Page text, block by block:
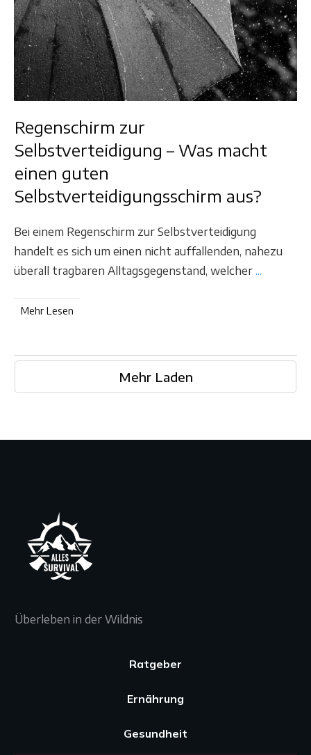
Regenschirm zur
Selbstverteidigung – Was macht
einen guten
Selbstverteidigungsschirm aus?
Bei einem Regenschirm zur Selbstverteidigung
handelt es sich um einen nicht auffallenden, nahezu
überall tragbaren Alltagsgegenstand, welcher ...
Mehr Lesen
Mehr Laden
Überleben in der Wildnis
Ratgeber
Ernährung
Gesundheit